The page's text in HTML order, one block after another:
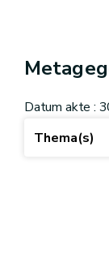
Datum akte :
Thema(s)